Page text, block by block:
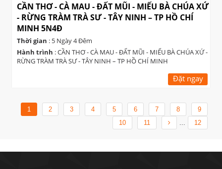
CẦN THƠ - CÀ MAU - ĐẤT MŨI - MIẾU BÀ CHÚA XỨ
- RỪNG TRÀM TRÀ SƯ - TÂY NINH – TP HỒ CHÍ
MINH 5N4Đ
Thời gian : 5 Ngày 4 Đêm
Hành trình : CẦN THƠ - CÀ MAU - ĐẤT MŨI - MIẾU BÀ CHÚA XỨ -
RỪNG TRÀM TRÀ SƯ - TÂY NINH – TP HỒ CHÍ MINH
Đặt ngay
1 2 3 4 5 6 7 8
9
10
11 12